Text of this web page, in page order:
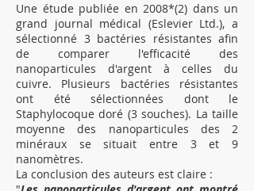
Une étude publiée en 2008*(2) dans un
grand journal médical (Eslevier Ltd.), a
sélectionné 3 bactéries résistantes afin
de comparer l'efficacité des
nanoparticules d'argent à celles du
cuivre. Plusieurs bactéries résistantes
ont été sélectionnées dont le
Staphylocoque doré (3 souches). La taille
moyenne des nanoparticules des 2
minéraux se situait entre 3 et 9
nanomètres.
La conclusion des auteurs est claire :